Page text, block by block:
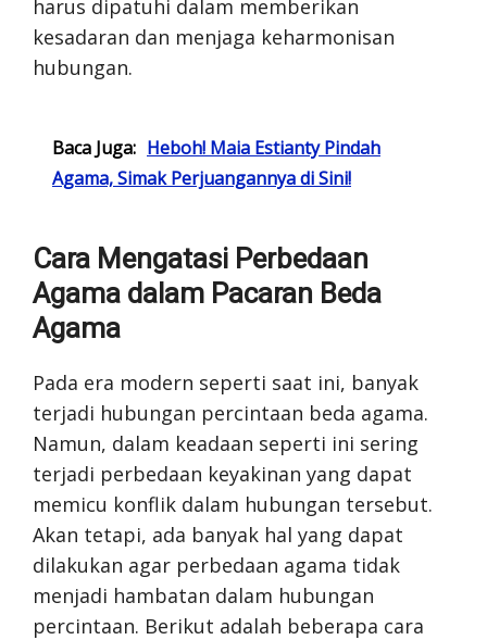
harus dipatuhi dalam memberikan
kesadaran dan menjaga keharmonisan
hubungan.
Baca Juga: Heboh! Maia Estianty Pindah
Agama, Simak Perjuangannya di Sini!
Cara Mengatasi Perbedaan
Agama dalam Pacaran Beda
Agama
Pada era modern seperti saat ini, banyak
terjadi hubungan percintaan beda agama.
Namun, dalam keadaan seperti ini sering
terjadi perbedaan keyakinan yang dapat
memicu konflik dalam hubungan tersebut.
Akan tetapi, ada banyak hal yang dapat
dilakukan agar perbedaan agama tidak
menjadi hambatan dalam hubungan
percintaan. Berikut adalah beberapa cara